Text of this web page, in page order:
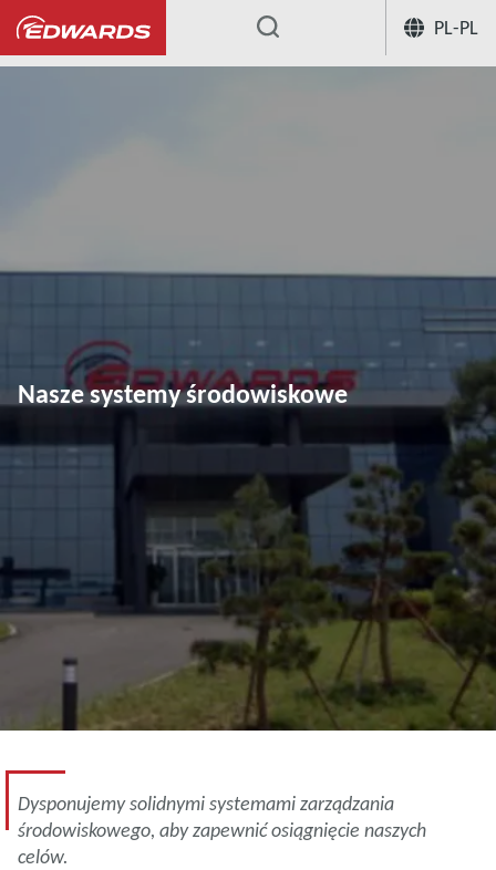
PL-PL
... Nasze zaangażowanie w ochronę
Nasze systemy środowiskowe
Dysponujemy solidnymi systemami zarządzania
środowiskowego, aby zapewnić osiągnięcie naszych
celów.